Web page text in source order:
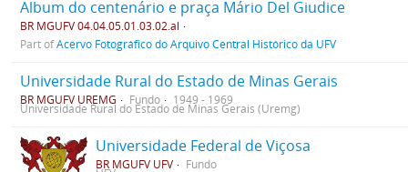
Album do centenário e praça Mário Del Giudice
BR MGUFV 04.04.05.01.03.02.al
Part ofAcervo Fotográfico do Arquivo Central Histórico da UFV
Universidade Rural do Estado de Minas Gerais
BR MGUFV UREMG Fundo 1949 - 1969
Universidade Rural do Estado de Minas Gerais (Uremg)
Universidade Federal de Viçosa
BR MGUFV UFV Fundo